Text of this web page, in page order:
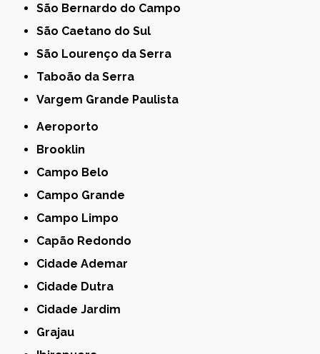
São Bernardo do Campo
São Caetano do Sul
São Lourenço da Serra
Taboão da Serra
Vargem Grande Paulista
Aeroporto
Brooklin
Campo Belo
Campo Grande
Campo Limpo
Capão Redondo
Cidade Ademar
Cidade Dutra
Cidade Jardim
Grajau